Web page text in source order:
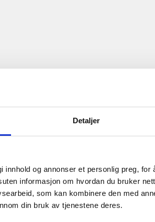
Detaljer
innhold og annonser et personlig preg,
informasjon om hvordan du bruker
som kan kombinere den med
din bruk av tjenestene deres.